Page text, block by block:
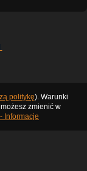
politykę). Warunki
zmienić w
Informacje